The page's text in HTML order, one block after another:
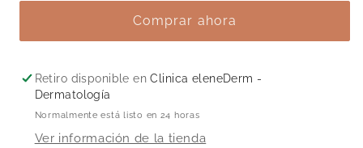
30
Peeling
30
Comprar ahora
Retiro disponible enClinica eleneDerm -
Dermatología
Normalmente está listo en 24 horas
Ver información de la tienda